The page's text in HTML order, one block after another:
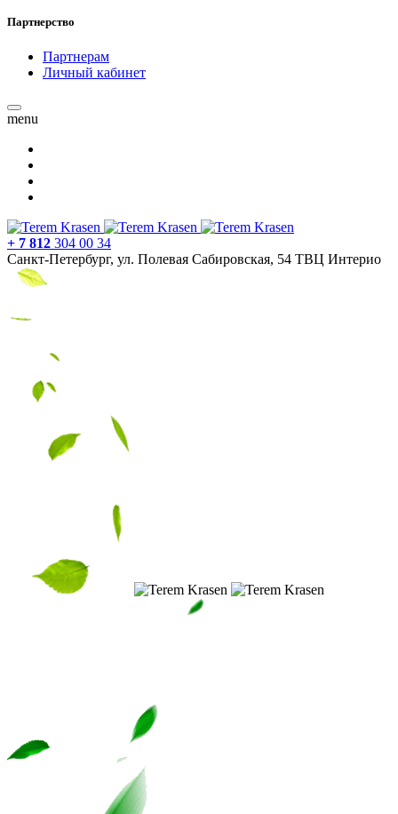
Партнерство
Партнерам
Личный кабинет
menu
+ 7 812 304 00 34
Санкт-Петербург, ул. Полевая Сабировская, 54 ТВЦ Интерио